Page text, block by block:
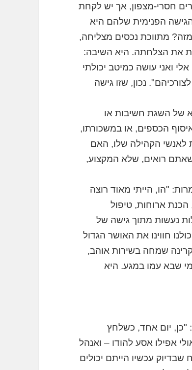
חסרי-מצפון, אך יש לקחת
הפנימית שלהם היא
מזה? מתווכת נכסים מצליחה,
את הצלחתה. היא השיבה:
ואני עושה כמיטב יכולתי
נכון, שזו גישה
של השגת חשיבות או
הכספים, או במשכורתו,
לאנשי הקהילה שלו, האם
רואים, שלא המקצוע,
"הו, הייתי מאוד רוצה
הכנת ארוחות, טיפול
נעשות מתוך גישה של
חווינו את האושר הגדול
שמחה בשירות אוהב,
שבא עמו במגע. היא
"כן, יום אחד, כשלחץ
אפילו אסע להודו – ואנהל
עכשיו הייתם יכולים